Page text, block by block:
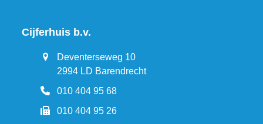
Cijferhuis b.v.
Deventerseweg 10
2994 LD Barendrecht
010 404 95 68
010 404 95 26